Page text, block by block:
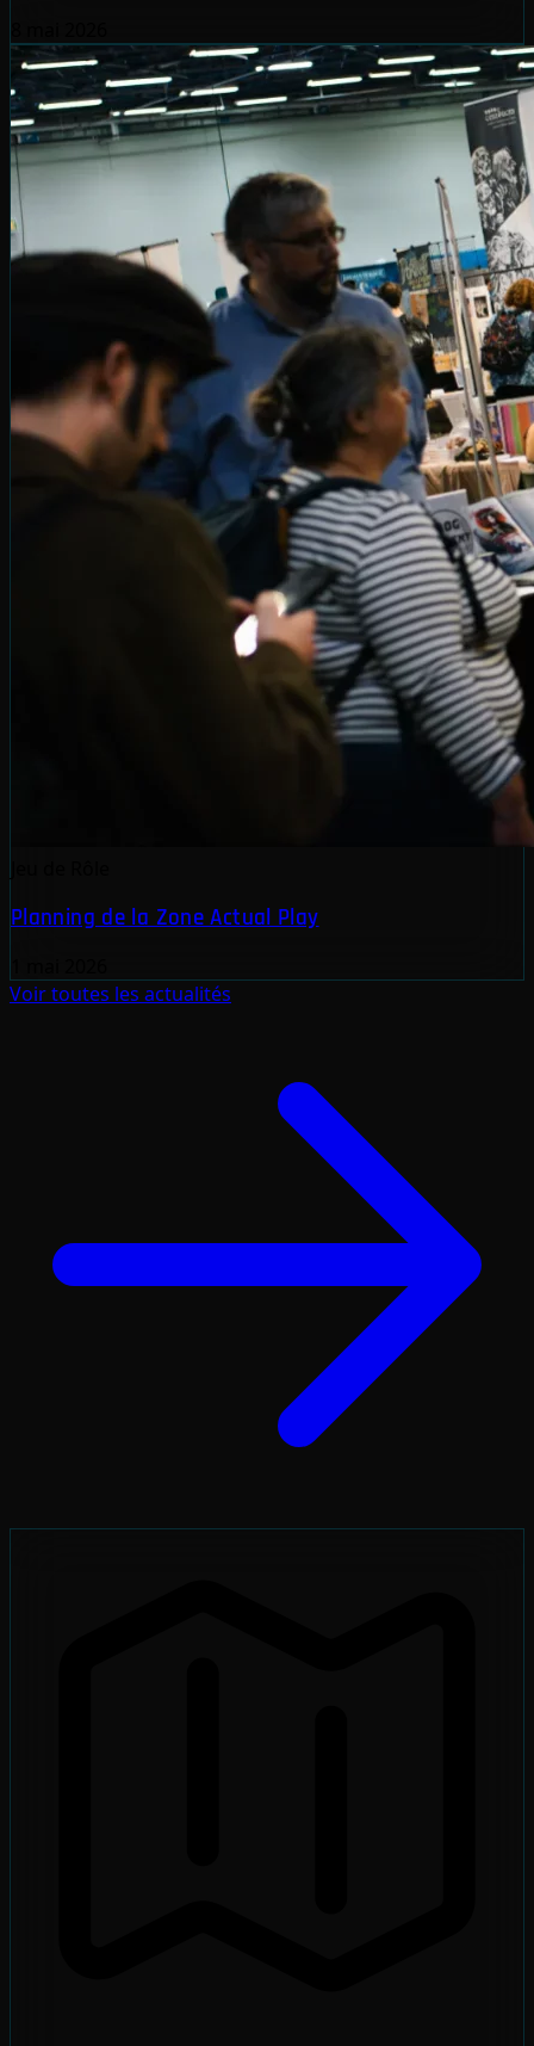
Planning de la Zone Actual Play
Voir toutes les actualités